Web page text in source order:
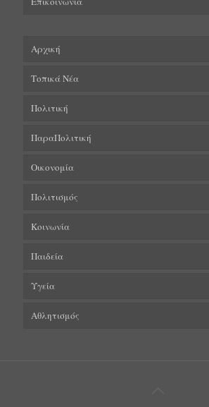
Αρχική
Τοπικά Νέα
Πολιτική
ΠαραΠολιτική
Οικονομία
Πολιτισμός
Κοινωνία
Παιδεία
Υγεία
Αθλητισμός